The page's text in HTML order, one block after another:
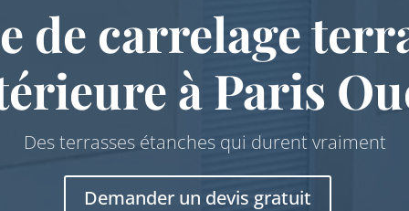
de carrelage
à Paris
Des terrasses étanches qui durent vraiment
Demander un devis gratuit